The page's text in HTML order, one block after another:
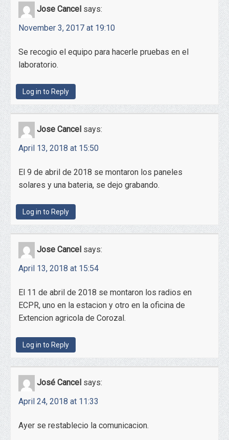
Jose Cancel says:
November 3, 2017 at 19:10
Se recogio el equipo para hacerle pruebas en el
laboratorio.
Log in to Reply
Jose Cancel says:
April 13, 2018 at 15:50
El 9 de abril de 2018 se montaron los paneles
solares y una bateria, se dejo grabando.
Log in to Reply
Jose Cancel says:
April 13, 2018 at 15:54
El 11 de abril de 2018 se montaron los radios en
ECPR, uno en la estacion y otro en la oficina de
Extencion agricola de Corozal.
Log in to Reply
José Cancel says:
April 24, 2018 at 11:33
Ayer se restablecio la comunicacion.